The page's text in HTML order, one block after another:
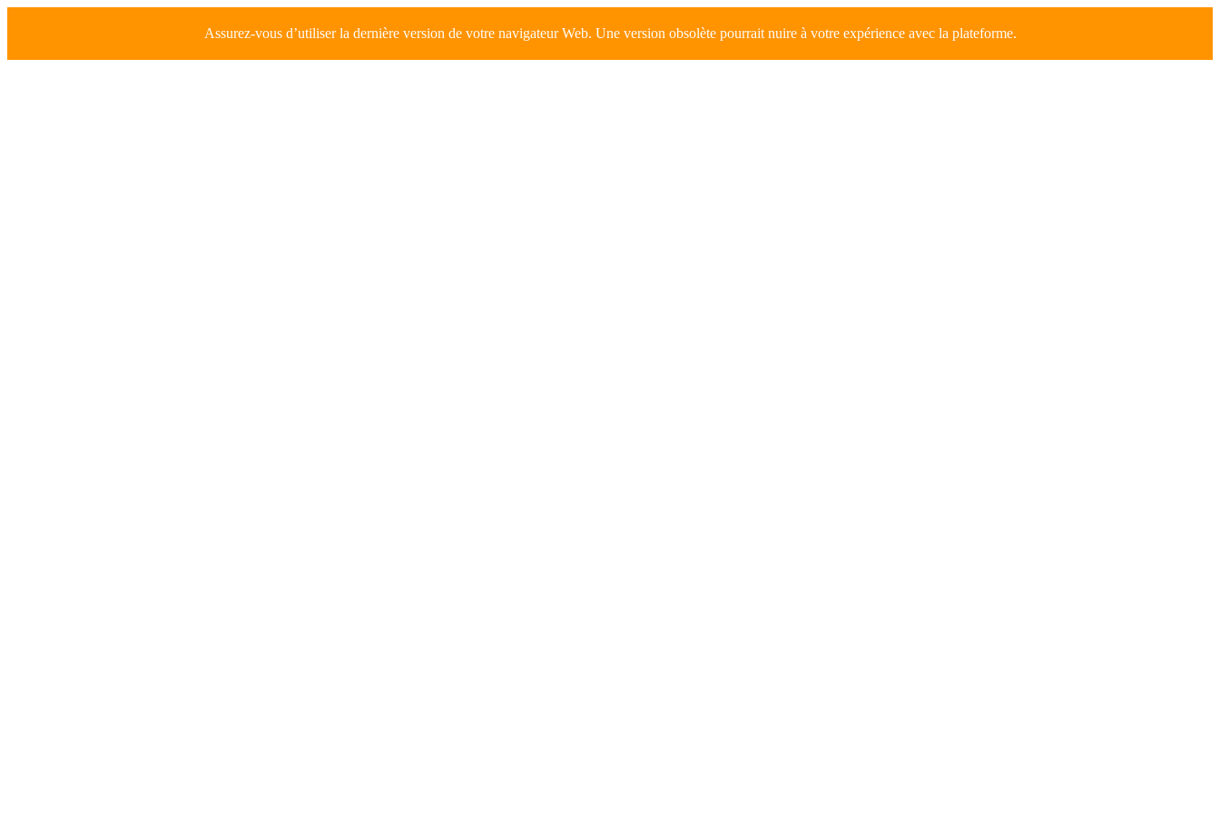
Assurez-vous d’utiliser la dernière version de votre navigateur Web. Une version obsolète pourrait nuire à votre expérience avec la plateforme.